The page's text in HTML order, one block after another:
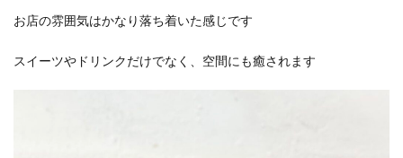
お店の雰囲気はかなり落ち着いた感じです
スイーツやドリンクだけでなく、空間にも癒されます